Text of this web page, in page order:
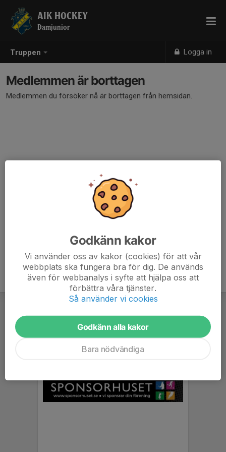
Truppen Logga in
AIK HOCKEY
Damjunior
Medlemmen är borttagen
Medlemmen du försöker nå är borttagen från hemsidan.
Godkänn kakor
Vi använder oss av kakor (cookies) för att vår
webbplats ska fungera bra för dig. De används
även för webbanalys i syfte att hjälpa oss att
förbättra våra tjänster.
Så använder vi cookies
Godkänn alla kakor
Bara nödvändiga